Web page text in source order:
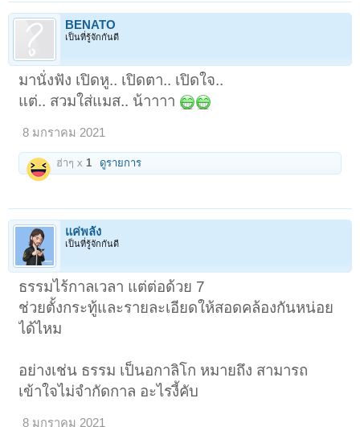
BENATO
เป็นที่รู้จักกันดี
มานั่งฟัง เปิดหู.. เปิดตา.. เปิดใจ..
แต่.. สวมใส่แมส.. น้าาาา
8 มกราคม 2021
ฮ่าๆ x 1 ดูรายการ
แค่พลัง
เป็นที่รู้จักกันดี
ธรรมไร้กาลเวลา แต่ต่อด้วย 7
ช่วยตั้งกระทู้และรายละเอียดให้สอดคล้องกันหน่อย
ได้ไหม
อย่างเช่น ธรรม เป็นอกาลิโก หมายถึง สามารถ
เข้าใจไม่จำกัดกาล อะไรงี้คับ
8 มกราคม 2021